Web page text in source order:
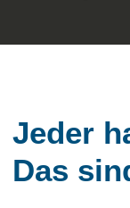
Jeder
Das